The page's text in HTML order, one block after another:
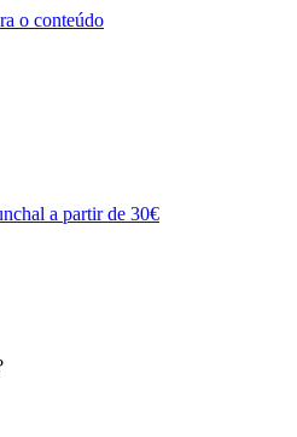
o conteúdo
a partir de 30€